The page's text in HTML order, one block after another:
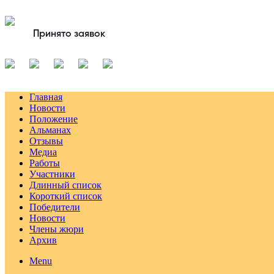
Принято заявок
Главная
Новости
Положение
Альманах
Отзывы
Медиа
Работы
Участники
Длинный список
Короткий список
Победители
Новости
Члены жюри
Архив
Menu